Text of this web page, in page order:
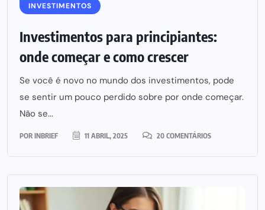
INVESTIMENTOS
Investimentos para principiantes:
onde começar e como crescer
Se você é novo no mundo dos investimentos, pode
se sentir um pouco perdido sobre por onde começar.
Não se...
POR INBRIEF 11 ABRIL, 2025 20 COMENTÁRIOS